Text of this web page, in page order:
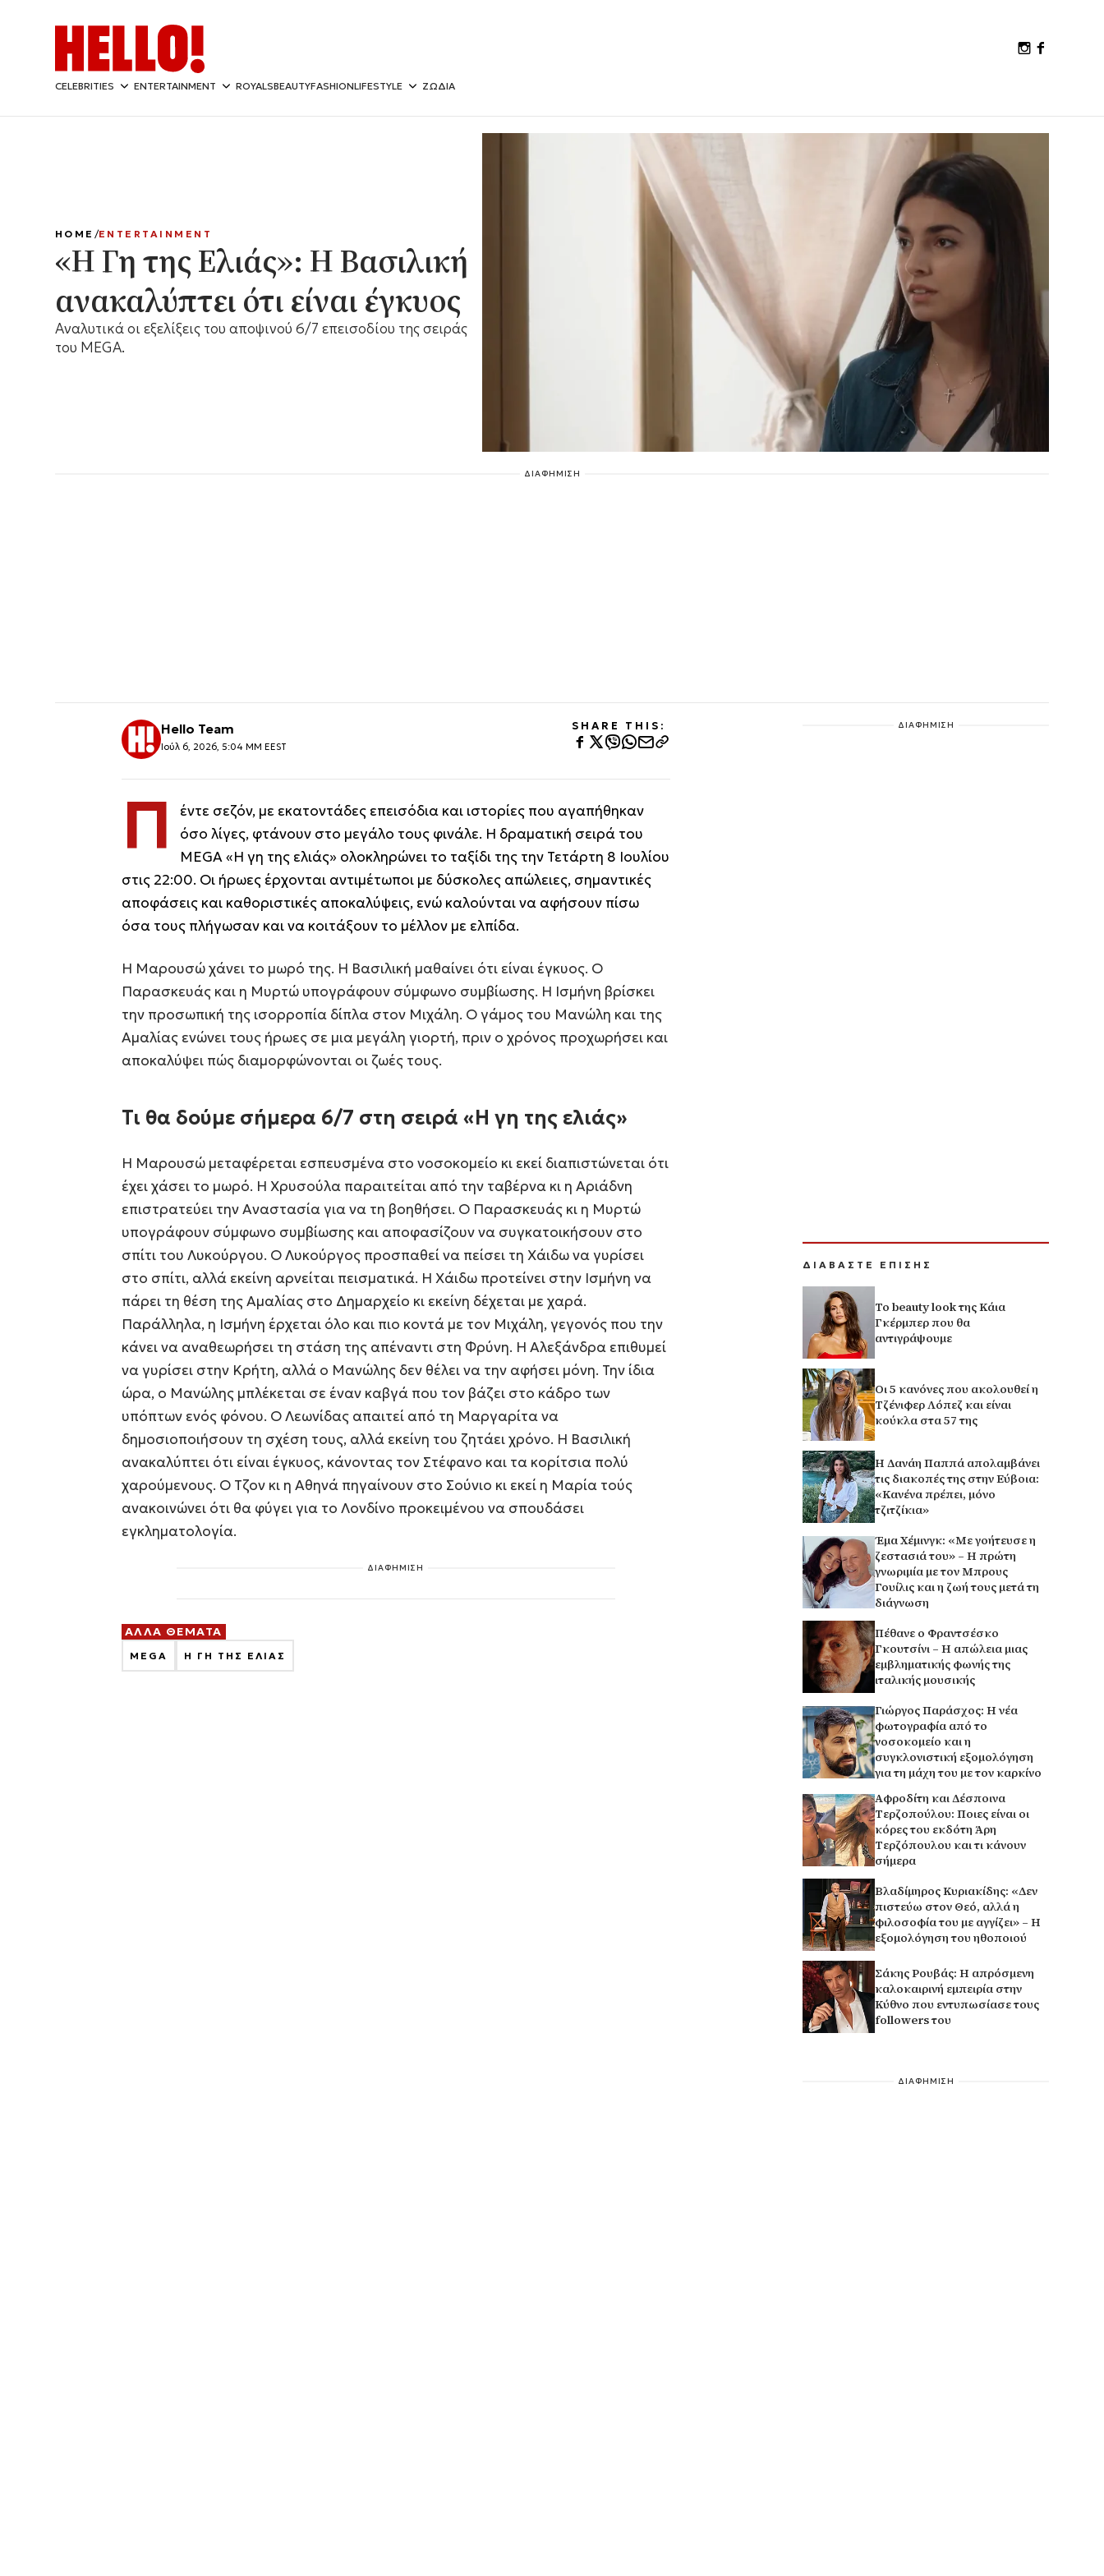
CELEBRITIES ENTERTAINMENT ROYALSBEAUTYFASHIONLIFESTYLE ΖΩΔΙΑ
HOME ENTERTAINMENT
«Η Γη της Ελιάς»: Η Βασιλική
ανακαλύπτει ότι είναι έγκυος
Αναλυτικά οι εξελίξεις του αποψινού 6/7 επεισοδίου της σειράς
του MEGA.
ΔΙΑΦΗΜΙΣΗ
Hello Team
Ιούλ 6, 2026, 5:04 ΜΜ EEST
SHARE THIS:
Π
έντε σεζόν, με εκατοντάδες επεισόδια και ιστορίες που αγαπήθηκαν
όσο λίγες, φτάνουν στο μεγάλο τους φινάλε. Η δραματική σειρά του
MEGA «Η γη της ελιάς» ολοκληρώνει το ταξίδι της την Τετάρτη 8 Ιουλίου
στις 22:00. Οι ήρωες έρχονται αντιμέτωποι με δύσκολες απώλειες, σημαντικές
αποφάσεις και καθοριστικές αποκαλύψεις, ενώ καλούνται να αφήσουν πίσω
όσα τους πλήγωσαν και να κοιτάξουν το μέλλον με ελπίδα.
Η Μαρουσώ χάνει το μωρό της. Η Βασιλική μαθαίνει ότι είναι έγκυος. Ο
Παρασκευάς και η Μυρτώ υπογράφουν σύμφωνο συμβίωσης. Η Ισμήνη βρίσκει
την προσωπική της ισορροπία δίπλα στον Μιχάλη. Ο γάμος του Μανώλη και της
Αμαλίας ενώνει τους ήρωες σε μια μεγάλη γιορτή, πριν ο χρόνος προχωρήσει και
αποκαλύψει πώς διαμορφώνονται οι ζωές τους.
Τι θα δούμε σήμερα 6/7 στη σειρά «Η γη της ελιάς»
Η Μαρουσώ μεταφέρεται εσπευσμένα στο νοσοκομείο κι εκεί διαπιστώνεται ότι
έχει χάσει το μωρό. Η Χρυσούλα παραιτείται από την ταβέρνα κι η Αριάδνη
επιστρατεύει την Αναστασία για να τη βοηθήσει. Ο Παρασκευάς κι η Μυρτώ
υπογράφουν σύμφωνο συμβίωσης και αποφασίζουν να συγκατοικήσουν στο
σπίτι του Λυκούργου. Ο Λυκούργος προσπαθεί να πείσει τη Χάιδω να γυρίσει
στο σπίτι, αλλά εκείνη αρνείται πεισματικά. Η Χάιδω προτείνει στην Ισμήνη να
πάρει τη θέση της Αμαλίας στο Δημαρχείο κι εκείνη δέχεται με χαρά.
Παράλληλα, η Ισμήνη έρχεται όλο και πιο κοντά με τον Μιχάλη, γεγονός που την
κάνει να αναθεωρήσει τη στάση της απέναντι στη Φρύνη. Η Αλεξάνδρα επιθυμεί
να γυρίσει στην Κρήτη, αλλά ο Μανώλης δεν θέλει να την αφήσει μόνη. Την ίδια
ώρα, ο Μανώλης μπλέκεται σε έναν καβγά που τον βάζει στο κάδρο των
υπόπτων ενός φόνου. Ο Λεωνίδας απαιτεί από τη Μαργαρίτα να
δημοσιοποιήσουν τη σχέση τους, αλλά εκείνη του ζητάει χρόνο. Η Βασιλική
ανακαλύπτει ότι είναι έγκυος, κάνοντας τον Στέφανο και τα κορίτσια πολύ
χαρούμενους. Ο Τζον κι η Αθηνά πηγαίνουν στο Σούνιο κι εκεί η Μαρία τούς
ανακοινώνει ότι θα φύγει για το Λονδίνο προκειμένου να σπουδάσει
εγκληματολογία.
ΔΙΑΦΗΜΙΣΗ
ΑΛΛΑ ΘΕΜΑΤΑ
MEGA Η ΓΗ ΤΗΣ ΕΛΙΑΣ
ΔΙΑΦΗΜΙΣΗ
ΔΙΑΒΑΣΤΕ ΕΠΙΣΗΣ
Το beauty look της Κάια
Γκέρμπερ που θα
αντιγράψουμε
Οι 5 κανόνες που ακολουθεί η
Τζένιφερ Λόπεζ και είναι
κούκλα στα 57 της
Η Δανάη Παππά απολαμβάνει
τις διακοπές της στην Εύβοια:
«Κανένα πρέπει, μόνο
τζιτζίκια»
Έμα Χέμινγκ: «Με γοήτευσε η
ζεστασιά του» – Η πρώτη
γνωριμία με τον Μπρους
Γουίλις και η ζωή τους μετά τη
διάγνωση
Πέθανε ο Φραντσέσκο
Γκουτσίνι – Η απώλεια μιας
εμβληματικής φωνής της
ιταλικής μουσικής
Γιώργος Παράσχος: Η νέα
φωτογραφία από το
νοσοκομείο και η
συγκλονιστική εξομολόγηση
για τη μάχη του με τον καρκίνο
Αφροδίτη και Δέσποινα
Τερζοπούλου: Ποιες είναι οι
κόρες του εκδότη Άρη
Τερζόπουλου και τι κάνουν
σήμερα
Βλαδίμηρος Κυριακίδης: «Δεν
πιστεύω στον Θεό, αλλά η
φιλοσοφία του με αγγίζει» – Η
εξομολόγηση του ηθοποιού
Σάκης Ρουβάς: Η απρόσμενη
καλοκαιρινή εμπειρία στην
Κύθνο που εντυπωσίασε τους
followers του
ΔΙΑΦΗΜΙΣΗ